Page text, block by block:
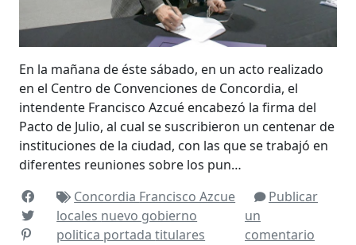
En la mañana de éste sábado, en un acto realizado
en el Centro de Convenciones de Concordia, el
intendente Francisco Azcué encabezó la firma del
Pacto de Julio, al cual se suscribieron un centenar de
instituciones de la ciudad, con las que se trabajó en
diferentes reuniones sobre los pun…
Concordia Francisco Azcue
locales nuevo gobierno
politica portadatitulares
Publicar
un
comentario